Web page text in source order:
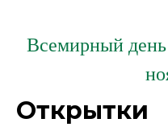
Всемирный
Открытки